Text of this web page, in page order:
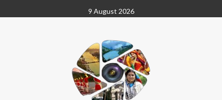
to
9 August 2026